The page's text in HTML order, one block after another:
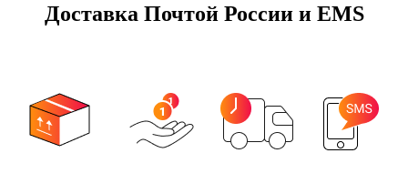
Доставка Почтой России и EMS